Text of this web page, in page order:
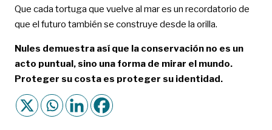
Que cada tortuga que vuelve al mar es un recordatorio de
que el futuro también se construye desde la orilla.
Nules demuestra así que la conservación no es un
acto puntual, sino una forma de mirar el mundo.
Proteger su costa es proteger su identidad.